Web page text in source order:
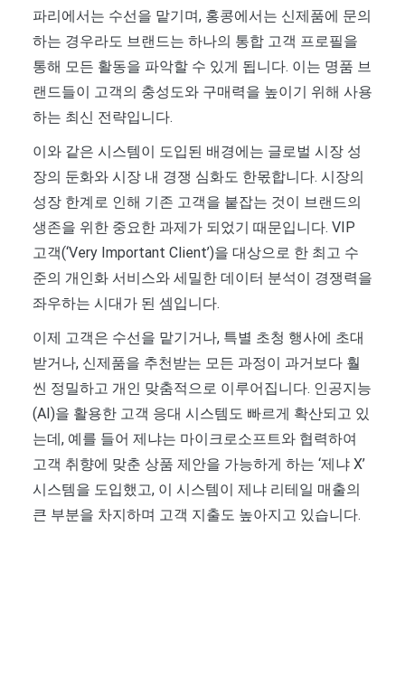
파리에서는 수선을 맡기며, 홍콩에서는 신제품에 문의
하는 경우라도 브랜드는 하나의 통합 고객 프로필을
통해 모든 활동을 파악할 수 있게 됩니다. 이는 명품 브
랜드들이 고객의 충성도와 구매력을 높이기 위해 사용
하는 최신 전략입니다.
이와 같은 시스템이 도입된 배경에는 글로벌 시장 성
장의 둔화와 시장 내 경쟁 심화도 한몫합니다. 시장의
성장 한계로 인해 기존 고객을 붙잡는 것이 브랜드의
생존을 위한 중요한 과제가 되었기 때문입니다. VIP
고객(‘Very Important Client’)을 대상으로 한 최고 수
준의 개인화 서비스와 세밀한 데이터 분석이 경쟁력을
좌우하는 시대가 된 셈입니다.
이제 고객은 수선을 맡기거나, 특별 초청 행사에 초대
받거나, 신제품을 추천받는 모든 과정이 과거보다 훨
씬 정밀하고 개인 맞춤적으로 이루어집니다. 인공지능
(AI)을 활용한 고객 응대 시스템도 빠르게 확산되고 있
는데, 예를 들어 제냐는 마이크로소프트와 협력하여
고객 취향에 맞춘 상품 제안을 가능하게 하는 ‘제냐 X’
시스템을 도입했고, 이 시스템이 제냐 리테일 매출의
큰 부분을 차지하며 고객 지출도 높아지고 있습니다.